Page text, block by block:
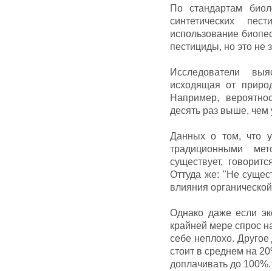
По стандартам
синтетических
использование
пестициды, но это не
Исследователи
исходящая от
Например,
десять раз выше, чем
Данных о том, что
традиционными
существует,
Оттуда же: "Не
влияния
Однако даже если
крайней мере спрос
себе неплохо.
стоит в среднем на
доплачивать до